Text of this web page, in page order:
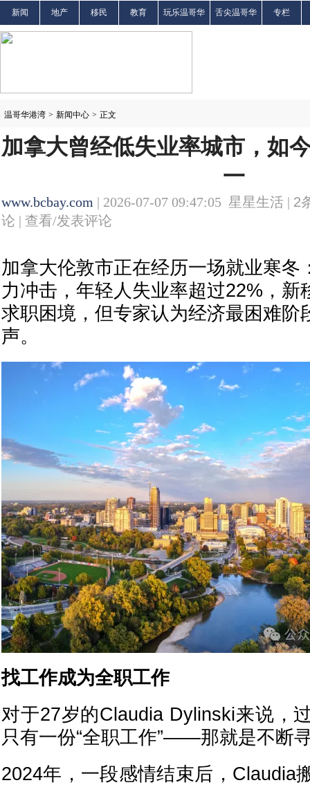
新闻 地产 移民 教育 玩乐温哥华 舌尖温哥华 专栏
温哥华港湾 > 新闻中心 > 正文
加拿大曾经低失业率城市，如
一
www.bcbay.com | 2026-07-07 09:47:05 星星生活 | 2
论 | 查看/发表评论
加拿大伦敦市正在经历一场就业寒冬
力冲击，年轻人失业率超过22%，新
求职困境，但专家认为经济最困难阶
声。
找工作成为全职工作
对于27岁的Claudia Dylinski来说，
只有一份“全职工作”——那就是不断
2024年，一段感情结束后，Claudia